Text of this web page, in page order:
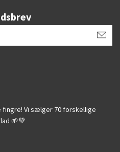
fingre! Vi sælger 70 forskellige
🌱💚